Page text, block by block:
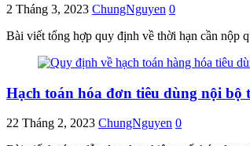
2 Tháng 3, 2023 ChungNguyen 0
Bài viết tổng hợp quy định về thời hạn cần nộp
Hạch toán hóa đơn tiêu dùng nội bộ
22 Tháng 2, 2023 ChungNguyen 0